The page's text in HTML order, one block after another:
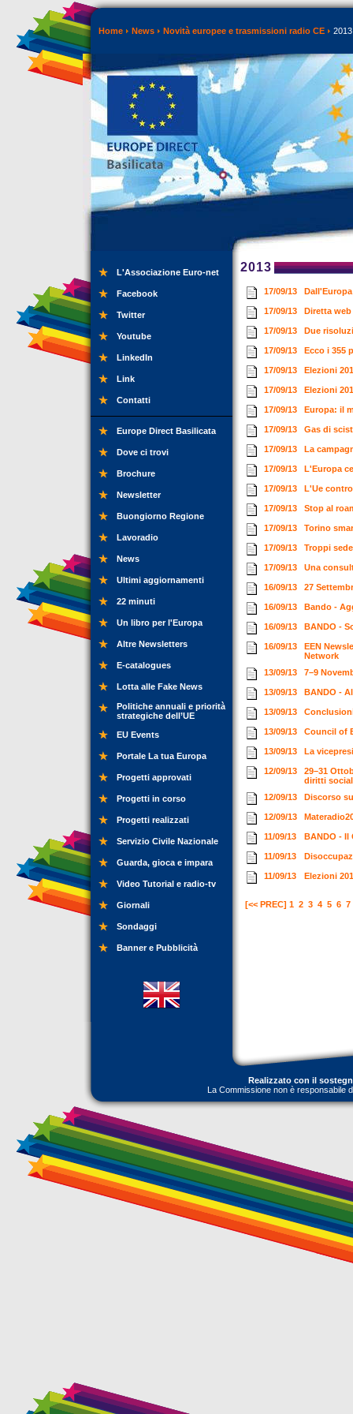
Home News Novità europee e trasmissioni radio CE 2013
L'Associazione Euro-net
Facebook
Twitter
Youtube
LinkedIn
Link
Contatti
Europe Direct Basilicata
Dove ci trovi
Brochure
Newsletter
Buongiorno Regione
Lavoradio
News
Ultimi aggiornamenti
22 minuti
Un libro per l'Europa
Altre Newsletters
E-catalogues
Lotta alle Fake News
Politiche annuali e priorità
strategiche dell’UE
EU Events
Portale La tua Europa
Progetti approvati
Progetti in corso
Progetti realizzati
Servizio Civile Nazionale
Guarda, gioca e impara
Video Tutorial e radio-tv
Giornali
Sondaggi
Banner e Pubblicità
2013
17/09/13
17/09/13 Diretta
17/09/13 Due
17/09/13 Ecco i 355
17/09/13 Elezioni
17/09/13 Elezioni
17/09/13 Europa: il
17/09/13 Gas di
17/09/13 La
17/09/13 L'Europa
17/09/13 L'Ue
17/09/13 Stop al
17/09/13 Torino
17/09/13 Troppi
17/09/13 Una
16/09/13 27
16/09/13 Bando -
16/09/13 BANDO -
16/09/13
EEN
Network
13/09/13
7–9
13/09/13 BANDO -
13/09/13
13/09/13 Council of
13/09/13 La
12/09/13
29–31
diritti
12/09/13
Discorso
12/09/13
11/09/13 BANDO - Il
11/09/13
11/09/13 Elezioni
[<< PREC] 1 2 3 4 5 6 7
Realizzato con il
La Commissione non è responsabile